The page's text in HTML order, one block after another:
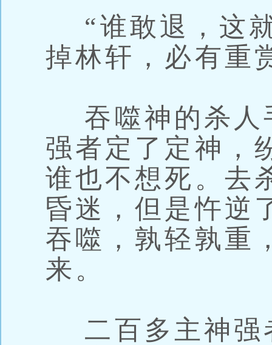
“谁敢退，这
掉林轩，必有重
吞噬神的杀人
强者定了定神，
谁也不想死。去
昏迷，但是忤逆
吞噬，孰轻孰重
来。
二百多主神强